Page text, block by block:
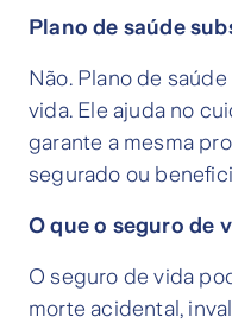
Plano de saúde
Não. Plano de
vida. Ele ajuda no
garante a mesma
segurado ou
O que o seguro de
O seguro de vida
morte acidental,